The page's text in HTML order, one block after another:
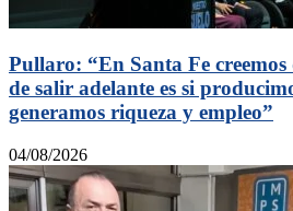
Pullaro: “En Santa Fe
de salir adelante es si
generamos riqueza y empleo”
04/08/2026